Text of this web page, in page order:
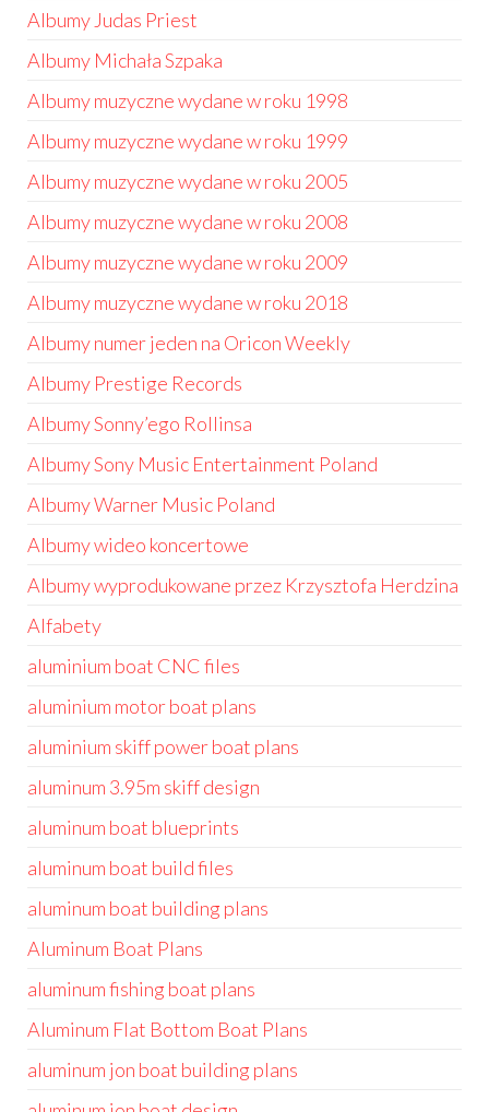
Albumy Judas Priest
Albumy Michała Szpaka
Albumy muzyczne wydane w roku 1998
Albumy muzyczne wydane w roku 1999
Albumy muzyczne wydane w roku 2005
Albumy muzyczne wydane w roku 2008
Albumy muzyczne wydane w roku 2009
Albumy muzyczne wydane w roku 2018
Albumy numer jeden na Oricon Weekly
Albumy Prestige Records
Albumy Sonny’ego Rollinsa
Albumy Sony Music Entertainment Poland
Albumy Warner Music Poland
Albumy wideo koncertowe
Albumy wyprodukowane przez Krzysztofa Herdzina
Alfabety
aluminium boat CNC files
aluminium motor boat plans
aluminium skiff power boat plans
aluminum 3.95m skiff design
aluminum boat blueprints
aluminum boat build files
aluminum boat building plans
Aluminum Boat Plans
aluminum fishing boat plans
Aluminum Flat Bottom Boat Plans
aluminum jon boat building plans